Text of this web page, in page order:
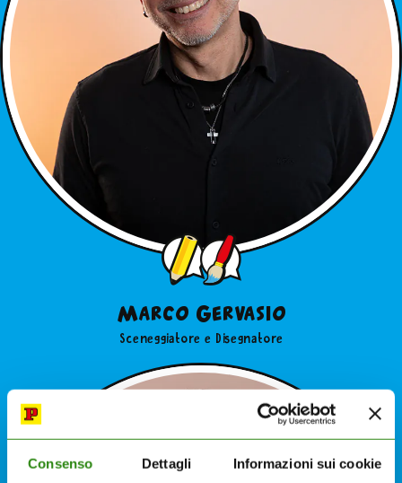
Consenso Dettagli Informazioni sui cookie
Marco Gervasio
Sceneggiatore e Disegnatore